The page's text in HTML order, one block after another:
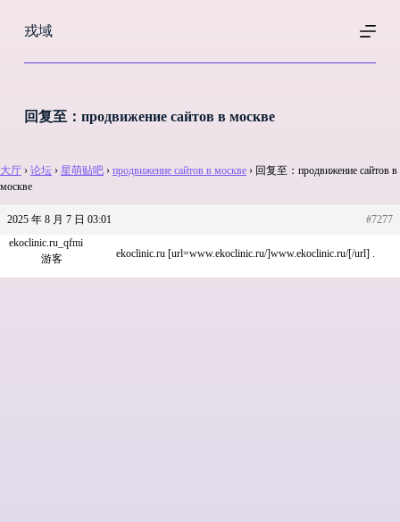
过
戎域
回复至：продвижение сайтов в москве
大厅 › 论坛 › 星萌贴吧 › продвижение сайтов в москве › 回复至：продвижение сайтов в
москве
2025 年 8 月 7 日 03:01
#7277
ekoclinic.ru_qfmi
游客
ekoclinic.ru [url=www.ekoclinic.ru/]www.ekoclinic.ru/[/url] .